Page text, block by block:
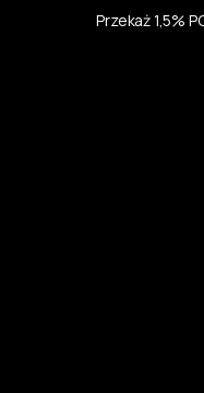
Przekaż 1,5%